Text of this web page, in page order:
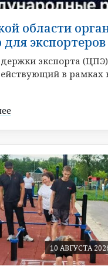
области
для экспортеров
экспорта
в рамках
10 АВГУСТА